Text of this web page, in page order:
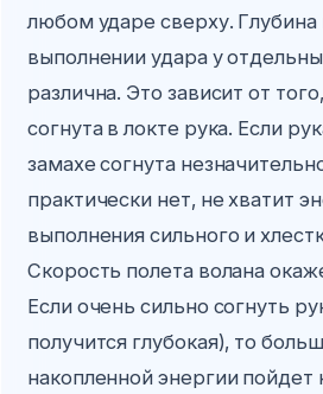
любом ударе сверху. Глубина
выполнении удара у
различна. Это зависит от
согнута в локте рука. Если
замахе согнута
практически нет, не хватит
выполнения сильного и
Скорость полета волана
Если очень сильно согнуть
получится глубокая), то
накопленной энергии пойдет